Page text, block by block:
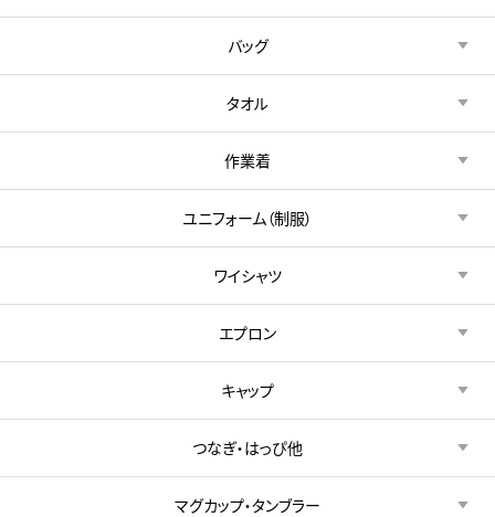
バッグ
タオル
作業着
ユニフォーム（制服）
ワイシャツ
エプロン
キャップ
つなぎ・はっぴ他
マグカップ・タンブラー